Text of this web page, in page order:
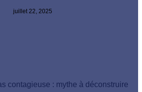
juillet 22, 2025